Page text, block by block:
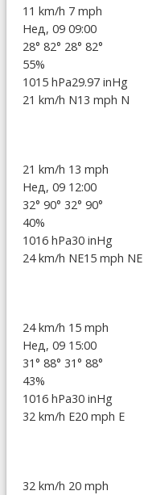
11 km/h 7 mph
Нед, 09 09:00
28° 82° 28° 82°
55%
1015 hPa29.97 inHg
21 km/h N13 mph N
21 km/h 13 mph
Нед, 09 12:00
32° 90° 32° 90°
40%
1016 hPa30 inHg
24 km/h NE15 mph NE
24 km/h 15 mph
Нед, 09 15:00
31° 88° 31° 88°
43%
1016 hPa30 inHg
32 km/h E20 mph E
32 km/h 20 mph